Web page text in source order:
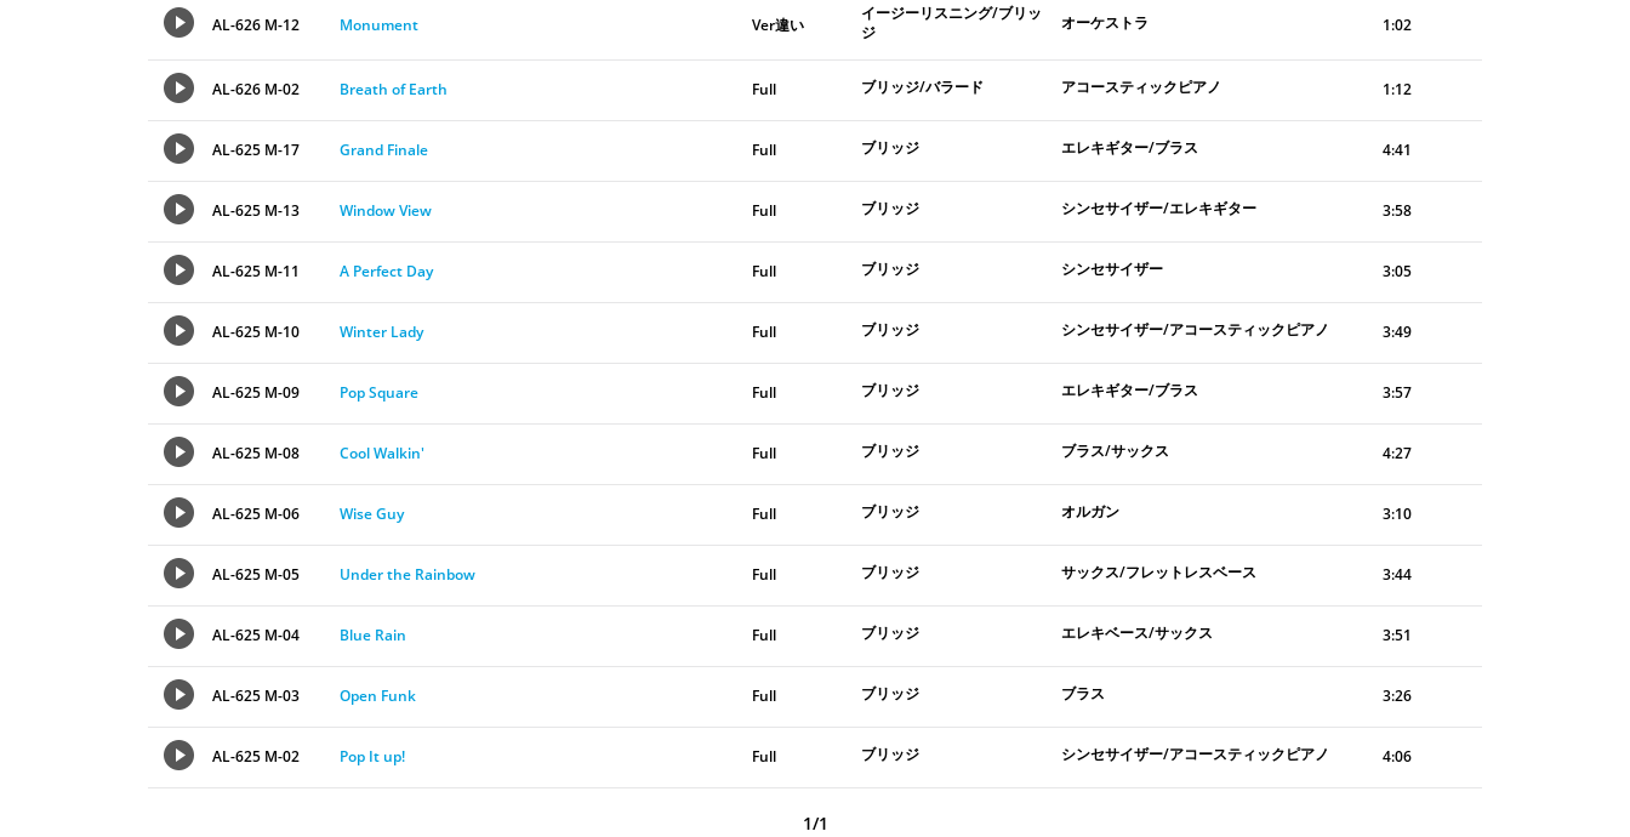
AL-626 M-12 Monument Ver違い
イージーリスニング/ブリッ
ジ
オーケストラ 1:02
AL-626 M-02 Breath of Earth Full ブリッジ/バラード アコースティックピアノ 1:12
AL-625 M-17 Grand Finale Full ブリッジ エレキギター/ブラス 4:41
AL-625 M-13 Window View Full ブリッジ シンセサイザー/エレキギター 3:58
AL-625 M-11 A Perfect Day Full ブリッジ シンセサイザー 3:05
AL-625 M-10 Winter Lady Full ブリッジ シンセサイザー/アコースティックピアノ 3:49
AL-625 M-09 Pop Square Full ブリッジ エレキギター/ブラス 3:57
AL-625 M-08 Cool Walkin' Full ブリッジ ブラス/サックス 4:27
AL-625 M-06 Wise Guy Full ブリッジ オルガン 3:10
AL-625 M-05 Under the Rainbow Full ブリッジ サックス/フレットレスベース 3:44
AL-625 M-04 Blue Rain Full ブリッジ エレキベース/サックス 3:51
AL-625 M-03 Open Funk Full ブリッジ ブラス 3:26
AL-625 M-02 Pop It up! Full ブリッジ シンセサイザー/アコースティックピアノ 4:06
1/1